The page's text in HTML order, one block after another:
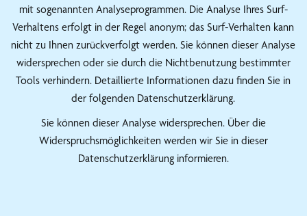
mit sogenannten Analyseprogrammen. Die Analyse Ihres Surf-
Verhaltens erfolgt in der Regel anonym; das Surf-Verhalten kann
nicht zu Ihnen zurückverfolgt werden. Sie können dieser Analyse
widersprechen oder sie durch die Nichtbenutzung bestimmter
Tools verhindern. Detaillierte Informationen dazu finden Sie in
der folgenden Datenschutzerklärung.
Sie können dieser Analyse widersprechen. Über die
Widerspruchsmöglichkeiten werden wir Sie in dieser
Datenschutzerklärung informieren.